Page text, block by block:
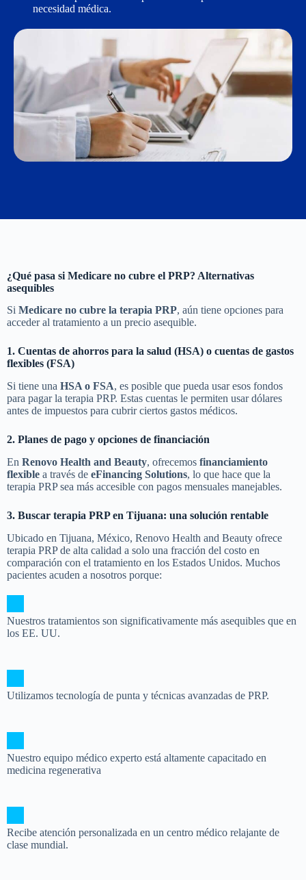
necesidad médica.
¿Qué pasa si Medicare no cubre el PRP? Alternativas
asequibles
Si Medicare no cubre la terapia PRP, aún tiene opciones para
acceder al tratamiento a un precio asequible.
1. Cuentas de ahorros para la salud (HSA) o cuentas de gastos
flexibles (FSA)
Si tiene una HSA o FSA, es posible que pueda usar esos fondos
para pagar la terapia PRP. Estas cuentas le permiten usar dólares
antes de impuestos para cubrir ciertos gastos médicos.
2. Planes de pago y opciones de financiación
En Renovo Health and Beauty, ofrecemos financiamiento
flexible a través de eFinancing Solutions, lo que hace que la
terapia PRP sea más accesible con pagos mensuales manejables.
3. Buscar terapia PRP en Tijuana: una solución rentable
Ubicado en Tijuana, México, Renovo Health and Beauty ofrece
terapia PRP de alta calidad a solo una fracción del costo en
comparación con el tratamiento en los Estados Unidos. Muchos
pacientes acuden a nosotros porque:
Nuestros tratamientos son significativamente más asequibles que en
los EE. UU.
Utilizamos tecnología de punta y técnicas avanzadas de PRP.
Nuestro equipo médico experto está altamente capacitado en
medicina regenerativa
Recibe atención personalizada en un centro médico relajante de
clase mundial.